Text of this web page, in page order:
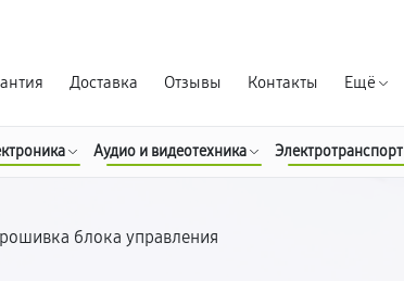
Доставка Отзывы Контакты Ещё
Аудио и видеотехника Электротранспорт
блока управления